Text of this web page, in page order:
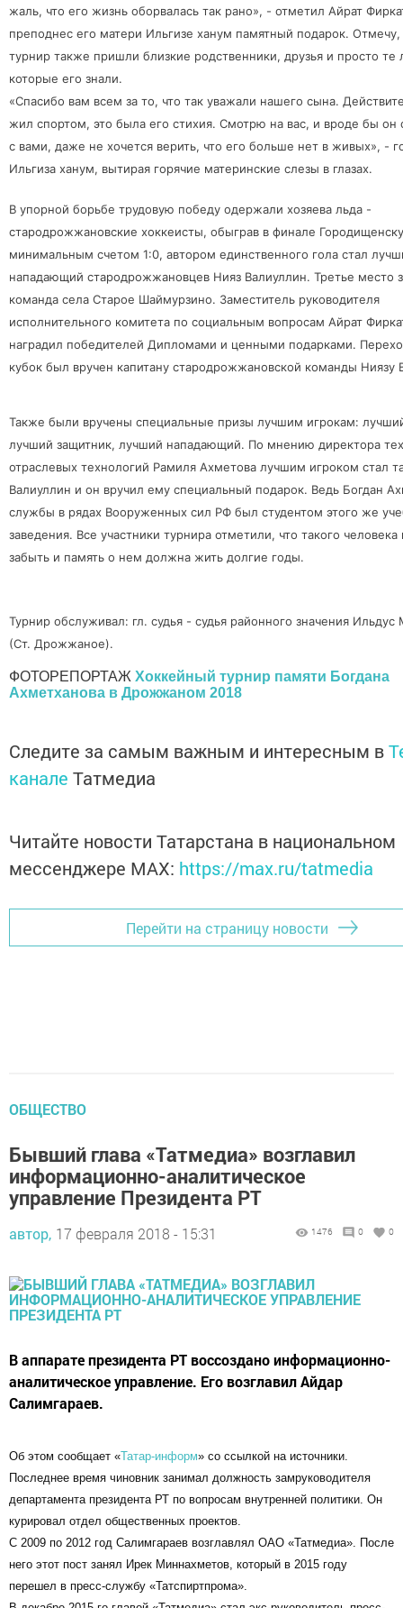
жаль, что его жизнь оборвалась так рано», - отметил Айрат
преподнес его матери Ильгизе ханум памятный подарок. Отмечу,
турнир также пришли близкие родственники, друзья и просто те
которые его знали.
«Спасибо вам всем за то, что так уважали нашего сына.
жил спортом, это была его стихия. Смотрю на вас, и вроде бы он
с вами, даже не хочется верить, что его больше нет в живых», -
Ильгиза ханум, вытирая горячие материнские слезы в глазах.
В упорной борьбе трудовую победу одержали хозяева льда -
стародрожжановские хоккеисты, обыграв в финале
минимальным счетом 1:0, автором единственного гола стал
нападающий стародрожжановцев Нияз Валиуллин. Третье место
команда села Старое Шаймурзино. Заместитель руководителя
исполнительного комитета по социальным вопросам Айрат
наградил победителей Дипломами и ценными подарками.
кубок был вручен капитану стародрожжановской команды Ниязу
Также были вручены специальные призы лучшим игрокам:
лучший защитник, лучший нападающий. По мнению директора
отраслевых технологий Рамиля Ахметова лучшим игроком стал
Валиуллин и он вручил ему специальный подарок. Ведь Богдан
службы в рядах Вооруженных сил РФ был студентом этого же
заведения. Все участники турнира отметили, что такого человека
забыть и память о нем должна жить долгие годы.
Турнир обслуживал: гл. судья - судья районного значения
(Ст. Дрожжаное).
ФОТОРЕПОРТАЖ Хоккейный турнир памяти Богдана
Ахметханова в Дрожжаном 2018
Следите за самым важным и интересным в
канале Татмедиа
Читайте новости Татарстана в национальном
мессенджере MАХ: https://max.ru/tatmedia
Перейти на страницу новости
ОБЩЕСТВО
Бывший глава «Татмедиа» возглавил
информационно-аналитическое
управление Президента РТ
автор, 17 февраля 2018 - 15:31 1476 0 0
В аппарате президента РТ воссоздано информационно-
аналитическое управление. Его возглавил Айдар
Салимгараев.
Об этом сообщает «Татар-информ» со ссылкой на источники.
Последнее время чиновник занимал должность замруководителя
департамента президента РТ по вопросам внутренней политики. Он
курировал отдел общественных проектов.
С 2009 по 2012 год Салимгараев возглавлял ОАО «Татмедиа». После
него этот пост занял Ирек Миннахметов, который в 2015 году
перешел в пресс-службу «Татспиртпрома».